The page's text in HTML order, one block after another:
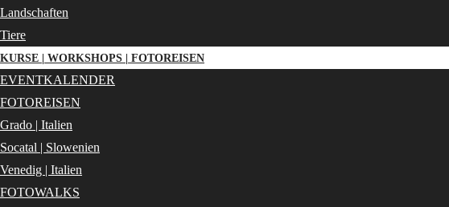
Landschaften
Tiere
KURSE | WORKSHOPS | FOTOREISEN
EVENTKALENDER
FOTOREISEN
Grado | Italien
Socatal | Slowenien
Venedig | Italien
FOTOWALKS